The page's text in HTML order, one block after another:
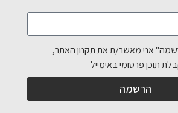
אני מאשר/ת את תקנון האתר,
תוכן פרסומי באימייל
הרשמה